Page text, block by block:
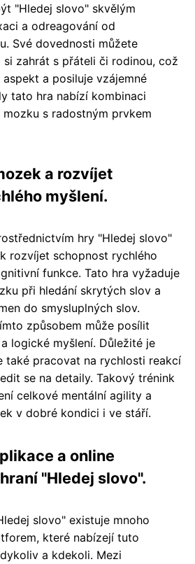
"Hledej slovo" skvělým
a odreagování od
Své dovednosti můžete
zahrát s přáteli či rodinou, což
a posiluje vzájemné
tato hra nabízí kombinaci
s radostným prvkem
a rozvíjet
myšlení.
hry "Hledej slovo"
rozvíjet schopnost rychlého
funkce. Tato hra vyžaduje
při hledání skrytých slov a
do smysluplných slov.
způsobem může posílit
logické myšlení. Důležité je
také pracovat na rychlosti reakcí
se na detaily. Takový trénink
celkové mentální agility a
v dobré kondici i ve stáří.
a online
"Hledej slovo".
slovo" existuje mnoho
které nabízejí tuto
a kdekoli. Mezi